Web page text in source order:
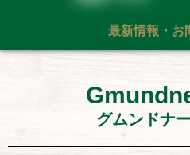
最新情報・お
グムンドナ